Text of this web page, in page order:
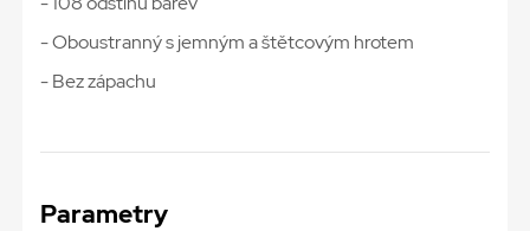
- Oboustranný s jemným a štětcovým hrotem
- Bez zápachu
Parametry